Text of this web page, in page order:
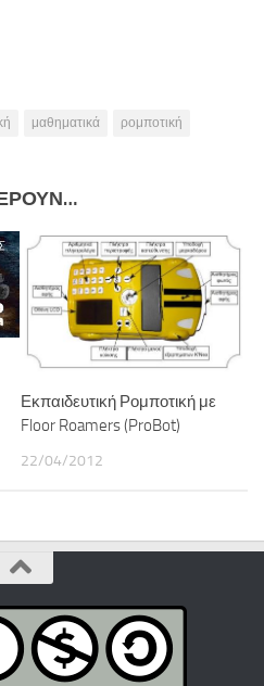
μαθηματικά ρομποτική
Εκπαιδευτική Ρομποτική με
Floor Roamers (ProBot)
22/04/2012